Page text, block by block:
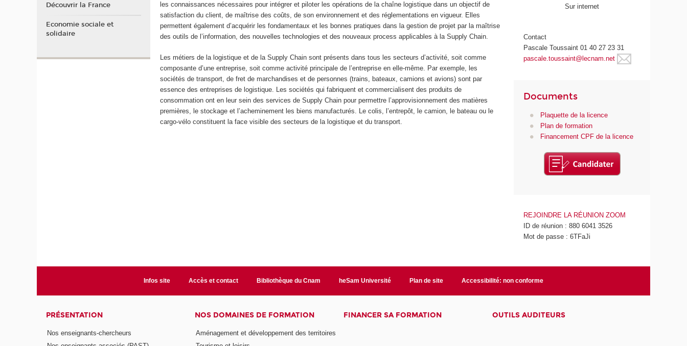
les connaissances nécessaires pour intégrer et piloter les opérations de la chaîne logistique dans un objectif de
satisfaction du client, de maîtrise des coûts, de son environnement et des réglementations en vigueur. Elles
permettent également d’acquérir les fondamentaux et les bonnes pratiques dans la gestion de projet par la maîtrise
des outils de l’information, des nouvelles technologies et des nouveaux process applicables à la Supply Chain.
Les métiers de la logistique et de la Supply Chain sont présents dans tous les secteurs d’activité, soit comme
composante d’une entreprise, soit comme activité principale de l’entreprise en elle-même. Par exemple, les
sociétés de transport, de fret de marchandises et de personnes (trains, bateaux, camions et avions) sont par
essence des entreprises de logistique. Les sociétés qui fabriquent et commercialisent des produits de
consommation ont en leur sein des services de Supply Chain pour permettre l’approvisionnement des matières
premières, le stockage et l’acheminement les biens manufacturés. Le colis, l’entrepôt, le camion, le bateau ou le
cargo-vélo constituent la face visible des secteurs de la logistique et du transport.
Sur internet
Contact
Pascale Toussaint 01 40 27 23 31
pascale.toussaint@lecnam.net
Documents
Plaquette de la licence
Plan de formation
Financement CPF de la licence
REJOINDRE LA RÉUNION ZOOM
ID de réunion : 880 6041 3526
Mot de passe : 6TFaJi
Découvrir la France
Economie sociale et
solidaire
Infos site Accès et contact Bibliothèque du Cnam heSam Université Plan de site Accessibilité: non conforme
PRÉSENTATION
Nos enseignants-chercheurs
NOS DOMAINES DE FORMATION
Aménagement et développement des territoires
FINANCER SA FORMATION OUTILS AUDITEURS